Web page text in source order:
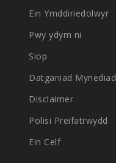
Ein Ymddiriedolwyr
Pwy ydym ni
Siop
Datganiad Mynediad
Disclaimer
Polisi Preifatrwydd
Ein Celf